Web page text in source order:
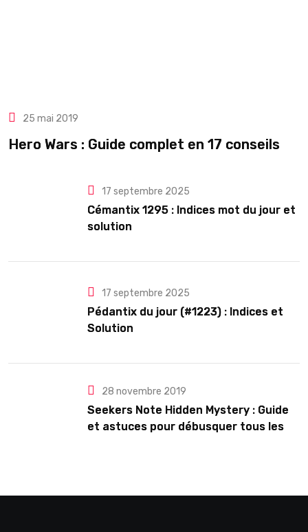
25 mai 2019
Hero Wars : Guide complet en 17 conseils
17 septembre 2025
Cémantix 1295 : Indices mot du jour et
solution
17 septembre 2025
Pédantix du jour (#1223) : Indices et
Solution
28 novembre 2019
Seekers Note Hidden Mystery : Guide
et astuces pour débusquer tous les